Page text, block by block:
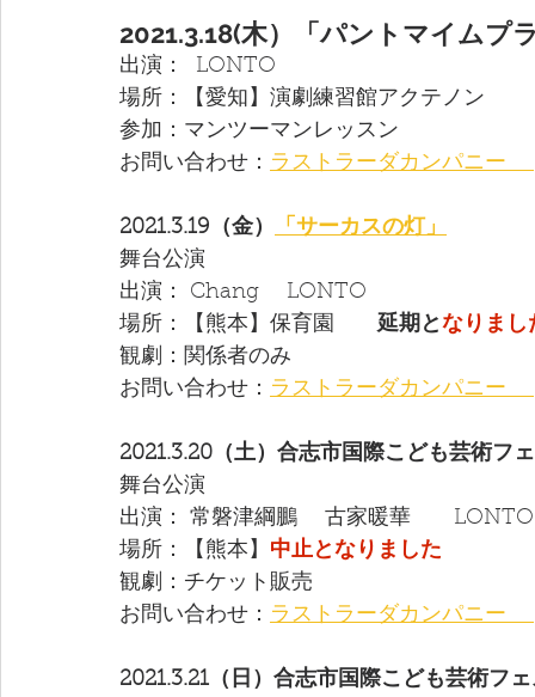
2021.3.18(木）「パントマイムプ
出演：  LONTO
場所：【愛知】演劇練習館アクテノン
参加：マンツーマンレッスン
お問い合わせ： ラストラーダカンパニー
2021.3.19（金）
「サーカスの灯」
舞台公演
出演： Chang　 LONTO
場所：【熊本】保育園 延期となりまし
観劇：関係者のみ
お問い合わせ： ラストラーダカンパニー
2021.3.20（土）合志市国際こども芸術フ
舞台公演
出演： 常磐津綱鵬　 古家暖華　　
場所：【熊本】 中止となりました
観劇：チケット販売
お問い合わせ： ラストラーダカンパニー
2021.3.21（日）合志市国際こども芸術フ